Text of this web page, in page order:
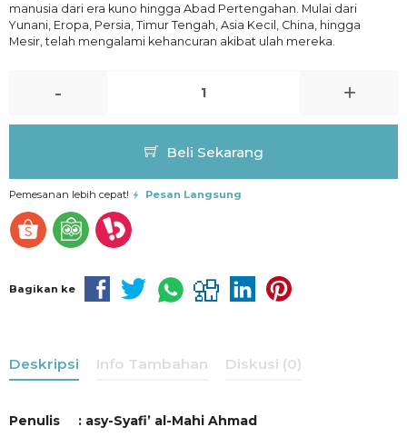
manusia dari era kuno hingga Abad Pertengahan. Mulai dari
Yunani, Eropa, Persia, Timur Tengah, Asia Kecil, China, hingga
Mesir, telah mengalami kehancuran akibat ulah mereka.
- +
Beli Sekarang
Pemesanan lebih cepat! Pesan Langsung
Bagikan ke
Deskripsi Info Tambahan Diskusi (0)
Penulis : asy-Syafi’ al-Mahi Ahmad